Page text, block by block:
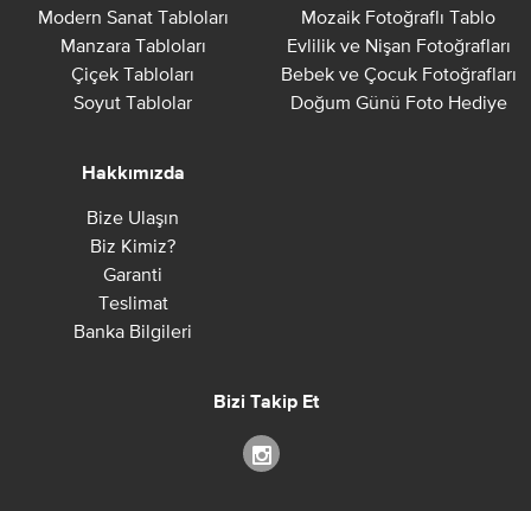
Modern Sanat Tabloları
Manzara Tabloları
Çiçek Tabloları
Soyut Tablolar
Mozaik Fotoğraflı Tablo
Evlilik ve Nişan Fotoğrafları
Bebek ve Çocuk Fotoğrafları
Doğum Günü Foto Hediye
Hakkımızda
Bize Ulaşın
Biz Kimiz?
Garanti
Teslimat
Banka Bilgileri
Bizi Takip Et